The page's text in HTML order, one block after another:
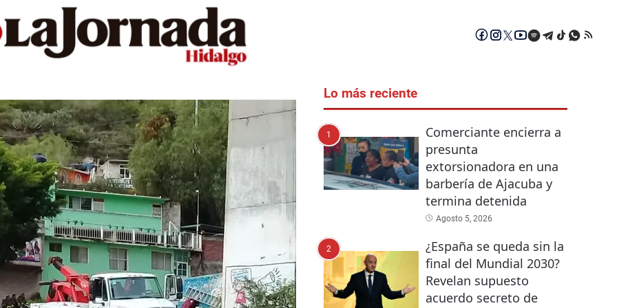
Lo más reciente
1
Comerciante encierra a
presunta
extorsionadora en una
barbería de Ajacuba y
termina detenida
Agosto 5, 2026
2
¿España se queda sin la
final del Mundial 2030?
Revelan supuesto
acuerdo secreto de